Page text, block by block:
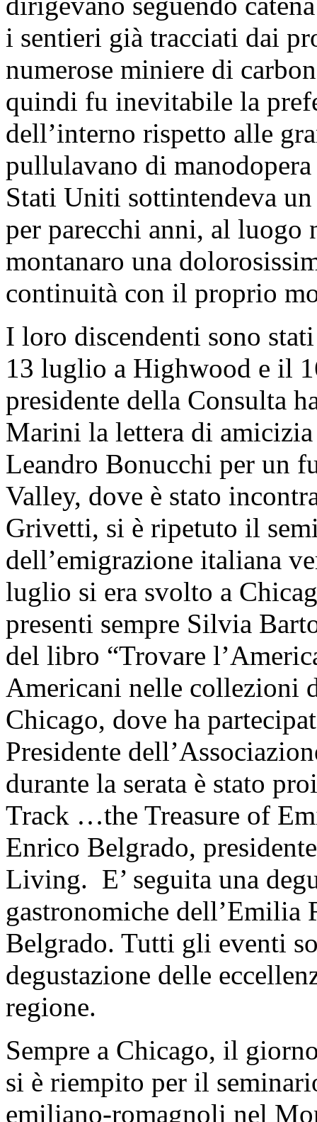
i sentieri già tracciati dai
numerose miniere di
quindi fu inevitabile la
dell’interno rispetto alle
pullulavano di
Stati Uniti sottintendeva
per parecchi anni, al luogo
montanaro una
continuità con il proprio
I loro discendenti sono
13 luglio a Highwood e il
presidente della Consulta
Marini la lettera di
Leandro Bonucchi per un
Valley, dove è stato
Grivetti, si è ripetuto il
dell’emigrazione italiana
luglio si era svolto a
presenti sempre Silvia
del libro “Trovare
Americani nelle collezioni
Chicago, dove ha
Presidente
durante la serata è stato
Track …the Treasure of
Enrico Belgrado,
Living. E’ seguita una
gastronomiche dell’Emilia
Belgrado. Tutti gli eventi
degustazione delle
regione.
Sempre a Chicago, il
si è riempito per il
emiliano-romagnoli nel